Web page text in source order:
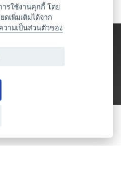
รใช้งานคุกกี้ โดย
ดเพิ่มเติมได้จาก
วามเป็นส่วนตัวของ